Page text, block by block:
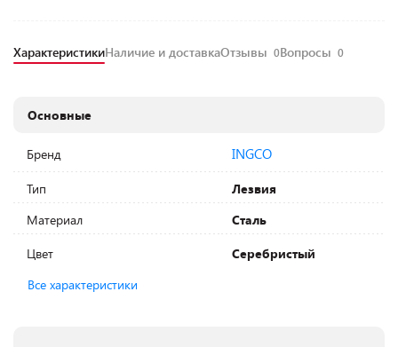
ХарактеристикиНаличие и доставкаОтзывы 0Вопросы 0
Основные
Бренд INGCO
Тип
Лезвия
Материал
Сталь
Цвет
Серебристый
Все характеристики